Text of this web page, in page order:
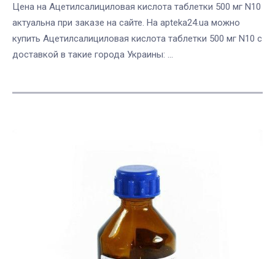
Цена на Ацетилсалициловая кислота таблетки 500 мг N10
актуальна при заказе на сайте. На apteka24.ua можно
купить Ацетилсалициловая кислота таблетки 500 мг N10 с
доставкой в такие города Украины: ...